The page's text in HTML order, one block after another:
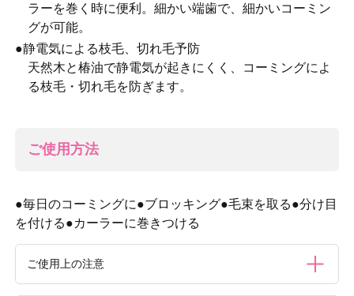
ラーを巻く時に便利。細かい端歯で、細かいコーミン
グが可能。
●静電気による枝毛、切れ毛予防
天然木と椿油で静電気が起きにくく、コーミングによ
る枝毛・切れ毛を防ぎます。
ご使用方法
●毎日のコーミングに●ブロッキング●毛束を取る●分け目
を付ける●カーラーに巻きつける
ご使用上の注意